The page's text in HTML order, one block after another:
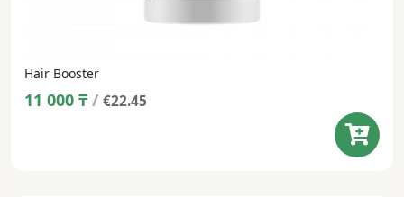
Hair Booster
11 000 ₸ / €22.45